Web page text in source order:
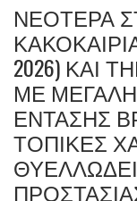
ΝΕΌΤΕΡΑ
2026) ΚΑΙ
ΜΕ
ΈΝΤΑΣΗΣ
ΤΟΠΙΚΈΣ